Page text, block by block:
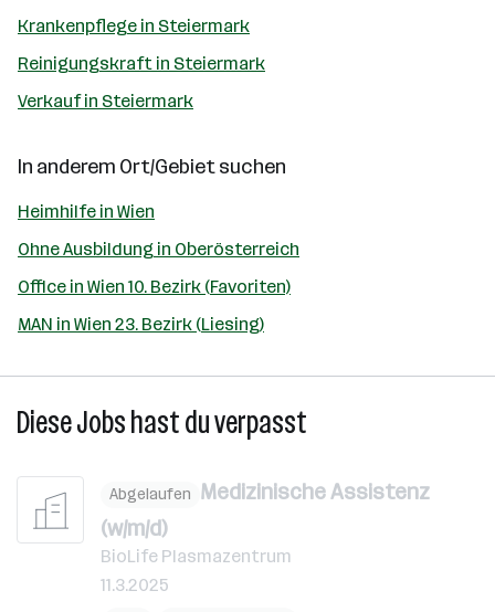
Krankenpflege in Steiermark
Reinigungskraft in Steiermark
Verkauf in Steiermark
In anderem Ort/Gebiet suchen
Heimhilfe in Wien
Ohne Ausbildung in Oberösterreich
Office in Wien 10. Bezirk (Favoriten)
MAN in Wien 23. Bezirk (Liesing)
Diese Jobs hast du verpasst
Abgelaufen Medizinische Assistenz
(w/m/d)
BioLife Plasmazentrum
11.3.2025